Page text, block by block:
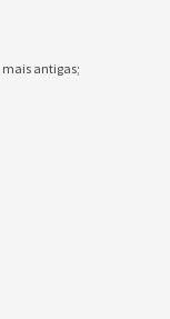
mais antigas;